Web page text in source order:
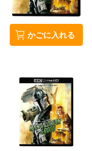
かごに入れる